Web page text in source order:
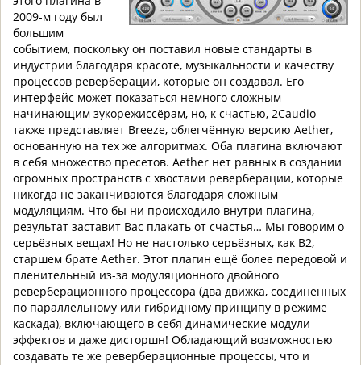
2009-м году был
большим
событием, поскольку он поставил новые стандарты в
индустрии благодаря красоте, музыкальности и качеству
процессов реверберации, которые он создавал. Его
интерфейс может показаться немного сложным
начинающим зукорежиссёрам, но, к счастью, 2Caudio
также представляет Breeze, облегчённую версию Aether,
основанную на тех же алгоритмах. Оба плагина включают
в себя множество пресетов. Aether нет равных в создании
огромных пространств с хвостами реверберации, которые
никогда не заканчиваются благодаря сложным
модуляциям. Что бы ни происходило внутри плагина,
результат заставит Вас плакать от счастья… Мы говорим о
серьёзных вещах! Но не настолько серьёзных, как B2,
старшем брате Aether. Этот плагин ещё более передовой и
пленительный из-за модуляционного двойного
реверберационного процессора (два движка, соединенных
по параллельному или гибридному принципу в режиме
каскада), включающего в себя динамические модули
эффектов и даже дисторшн! Обладающий возможностью
создавать те же реверберационные процессы, что и